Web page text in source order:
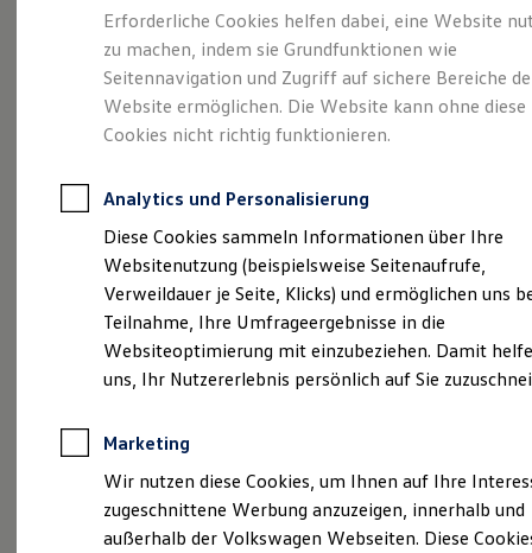
Leasing
Leasing-Angebote
Gebrauchtwagen Leasing
Junge Gebrauchtwagen-Leasing
Elektroauto Leasing
Kleinwagen-Leasing
Leasing ohne Anzahlung
Autokredit mit Schlussrate
Versicherungen und Garantien
Kfz-Versicherung
Restschuldversicherungen
Garantien
Wartungsverträge
Geschäftskunden
Professional Class bei Volkswagen
Großkunden
Behörden
Anpfiff zum Gewinn
Elektroautos
ID. Tutorials
Der neue ID. Polo
So geht neu.
Entdecken Sie jetzt
den neuen ID.3 Neo!
(Impressum & Rechtliches
Erforderliche Cookies helfen dabei, eine Website
zu machen, indem sie Grundfunktionen wie
Seitennavigation und Zugriff auf sichere Bereiche
Website ermöglichen. Die Website kann ohne diese
Cookies nicht richtig funktionieren.
Analytics und Personalisierung
Diese Cookies sammeln Informationen über Ihre
Websitenutzung (beispielsweise Seitenaufrufe,
Verweildauer je Seite, Klicks) und ermöglichen uns
Teilnahme, Ihre Umfrageergebnisse in die
Websiteoptimierung mit einzubeziehen. Damit
uns, Ihr Nutzererlebnis persönlich auf Sie
Marketing
Wir nutzen diese Cookies, um Ihnen auf Ihre
zugeschnittene Werbung anzuzeigen, innerhalb und
außerhalb der Volkswagen Webseiten. Diese